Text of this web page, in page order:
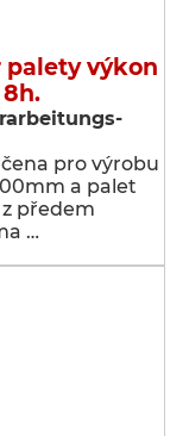
palety výkon
pro výrobu
a palet
předem
…